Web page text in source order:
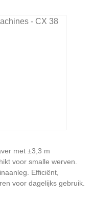
met ±3,3 m
voor smalle werven.
Efficiënt,
voor dagelijks gebruik.